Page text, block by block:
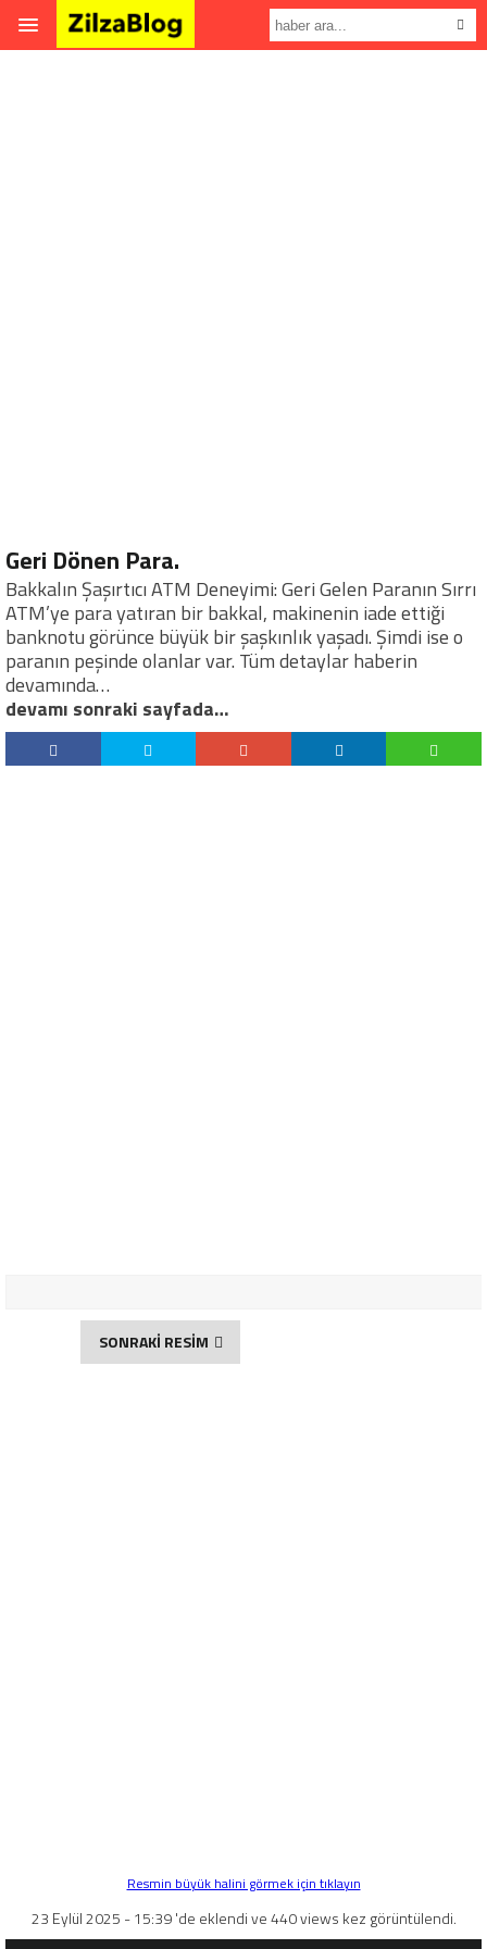
Geri Dönen Para.
Bakkalın Şaşırtıcı ATM Deneyimi: Geri Gelen Paranın Sırrı
ATM’ye para yatıran bir bakkal, makinenin iade ettiği
banknotu görünce büyük bir şaşkınlık yaşadı. Şimdi ise o
paranın peşinde olanlar var. Tüm detaylar haberin
devamında…
devamı sonraki sayfada…
SONRAKİ RESİM
Resmin büyük halini görmek için tıklayın
23 Eylül 2025 - 15:39 'de eklendi ve 440 views kez görüntülendi.